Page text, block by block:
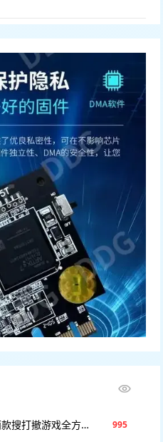
黑域撤离 vs 暗区突围：两款搜打撤游戏全方位对比，谁才是2025年版本之子？ 995